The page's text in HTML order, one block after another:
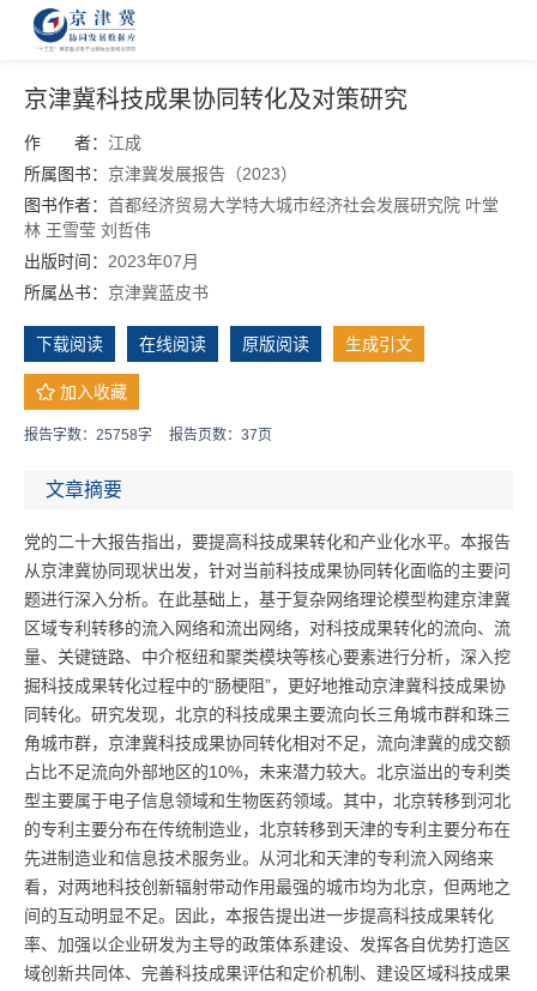
京津冀科技成果协同转化及对策研究
作 者： 江成
所属图书： 京津冀发展报告（2023）
图书作者： 首都经济贸易大学特大城市经济社会发展研究院 叶堂
林 王雪莹 刘哲伟
出版时间： 2023年07月
所属丛书： 京津冀蓝皮书
下载阅读 在线阅读 原版阅读 生成引文
加入收藏
报告字数：25758字 报告页数：37页
文章摘要
党的二十大报告指出，要提高科技成果转化和产业化水平。本报告
从京津冀协同现状出发，针对当前科技成果协同转化面临的主要问
题进行深入分析。在此基础上，基于复杂网络理论模型构建京津冀
区域专利转移的流入网络和流出网络，对科技成果转化的流向、流
量、关键链路、中介枢纽和聚类模块等核心要素进行分析，深入挖
掘科技成果转化过程中的“肠梗阻”，更好地推动京津冀科技成果协
同转化。研究发现，北京的科技成果主要流向长三角城市群和珠三
角城市群，京津冀科技成果协同转化相对不足，流向津冀的成交额
占比不足流向外部地区的10%，未来潜力较大。北京溢出的专利类
型主要属于电子信息领域和生物医药领域。其中，北京转移到河北
的专利主要分布在传统制造业，北京转移到天津的专利主要分布在
先进制造业和信息技术服务业。从河北和天津的专利流入网络来
看，对两地科技创新辐射带动作用最强的城市均为北京，但两地之
间的互动明显不足。因此，本报告提出进一步提高科技成果转化
率、加强以企业研发为主导的政策体系建设、发挥各自优势打造区
域创新共同体、完善科技成果评估和定价机制、建设区域科技成果